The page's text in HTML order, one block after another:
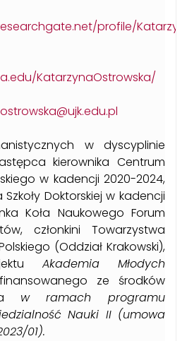
profile/
KatarzynaOstrowska/
w dyscyplinie
kierownika Centrum
w kadencji 2020-2024,
Doktorskiej w kadencji
Koła Naukowego Forum
członkini Towarzystwa
(Oddział Krakowski),
Akademia Młodych
ze środków
w ramach programu
Nauki II (umowa
01).